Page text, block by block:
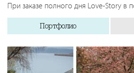
При заказе полного дня Love-Story в
Портфолио